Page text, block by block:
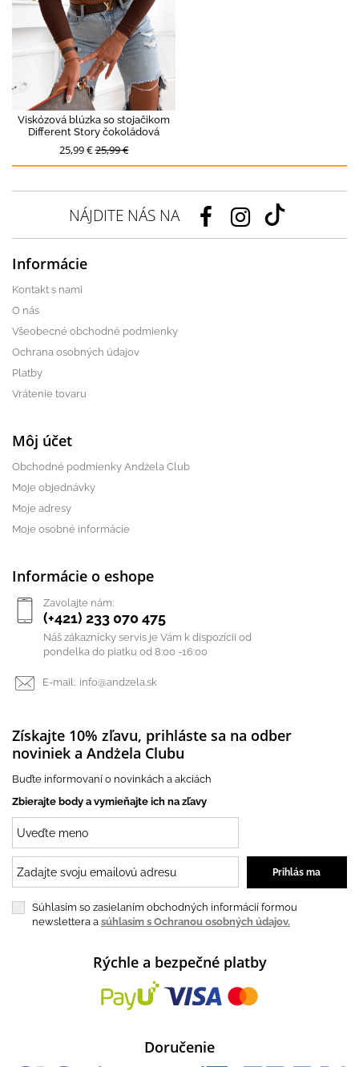
Viskózová blúzka so stojačikom
Different Story čokoládová
25,99 €25,99 €
NÁJDITE NÁS NA
Informácie
Kontakt s nami
O nás
Všeobecné obchodné podmienky
Ochrana osobných údajov
Platby
Vrátenie tovaru
Môj účet
Obchodné podmienky Andżela Club
Moje objednávky
Moje adresy
Moje osobné informácie
Informácie o eshope
Zavolajte nám:
(+421) 233 070 475
Náš zákaznícky servis je Vám k dispozícii od
pondelka do piatku od 8:00 -16:00
E-mail: info@andzela.sk
Získajte 10% zľavu, prihláste sa na odber
noviniek a Andżela Clubu
Buďte informovaní o novinkách a akciách
Zbierajte body a vymieňajte ich na zľavy
Súhlasím so zasielaním obchodných informácií formou
newslettera a súhlasím s Ochranou osobných údajov.
Rýchle a bezpečné platby
Doručenie